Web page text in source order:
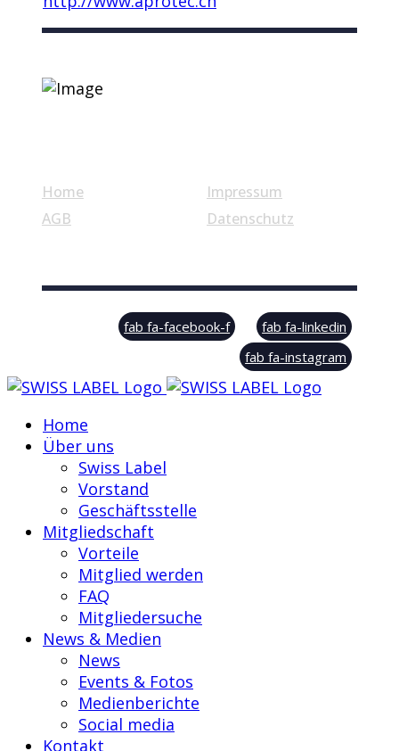
Home
AGB
Impressum
Datenschutz
© Swiss Label, All rights reserved
fab fa-facebook-f
fab fa-linkedin
fab fa-instagram
Home
Über uns
Swiss Label
Vorstand
Geschäftsstelle
Mitgliedschaft
Vorteile
Mitglied werden
FAQ
Mitgliedersuche
News & Medien
News
Events & Fotos
Medienberichte
Social media
Kontakt